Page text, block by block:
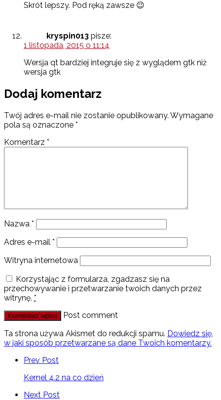
Skrót lepszy. Pod ręką zawsze 😉
kryspin013 pisze:
1 listopada, 2015 o 11:14
Wersja qt bardziej integruje się z wyglądem gtk niż
wersja gtk
Dodaj komentarz
Twój adres e-mail nie zostanie opublikowany. Wymagane
pola są oznaczone *
Komentarz *
Nazwa *
Adres e-mail *
Witryna internetowa
Korzystając z formularza, zgadzasz się na
przechowywanie i przetwarzanie twoich danych przez
witrynę. *
Post comment
Ta strona używa Akismet do redukcji spamu. Dowiedz się,
w jaki sposób przetwarzane są dane Twoich komentarzy.
Prev Post
Kernel 4.2 na co dzień
Next Post